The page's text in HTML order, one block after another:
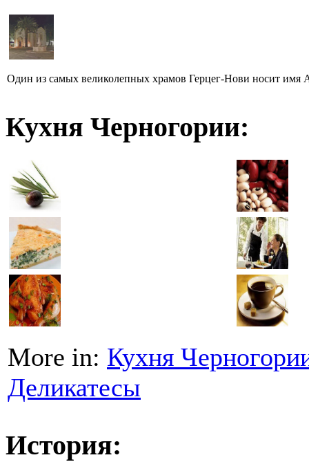
Один из самых великолепных храмов Герцег-Нови носит имя
Кухня Черногории:
More in: Кухня
Деликатесы
История: